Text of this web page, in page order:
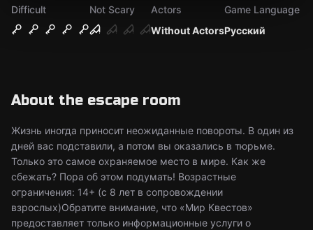
Difficult
Not Scary
Without Actors
Actors
Русский
Game Language
About the escape room
Жизнь иногда приносит неожиданные повороты. В один из
дней вас подставили, а потом вы оказались в тюрьме.
Только это самое охраняемое место в мире. Как же
сбежать? Пора об этом подумать! Возрастные
ограничения: 14+ (с 8 лет в сопровождении
взрослых)Обратите внимание, что «Мир Квестов»
предоставляет только информационные услуги о